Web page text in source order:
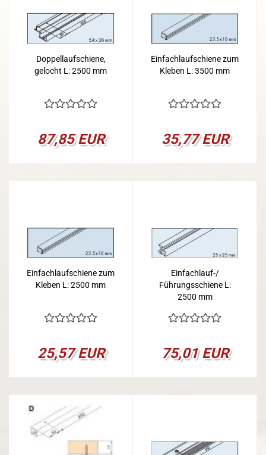
Doppellaufschiene,
gelocht L: 2500 mm
87,85 EUR
Einfachlaufschiene zum
Kleben L: 3500 mm
35,77 EUR
Einfachlaufschiene zum
Kleben L: 2500 mm
25,57 EUR
Einfachlauf-/
Führungsschiene L:
2500 mm
75,01 EUR